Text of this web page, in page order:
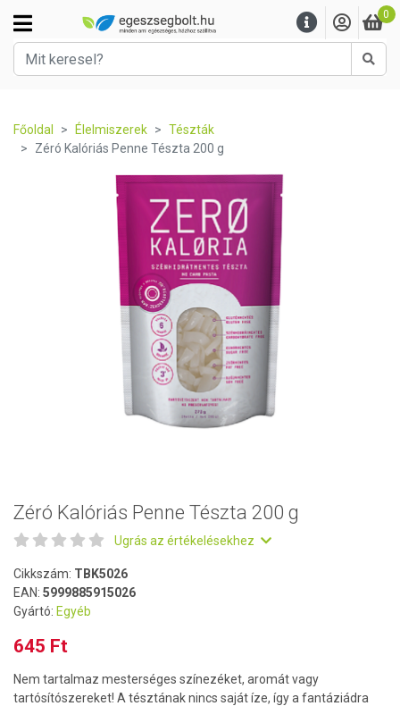
0
Főoldal Élelmiszerek
Tészták
Zéró Kalóriás Penne Tészta 200 g
Zéró Kalóriás Penne Tészta 200 g
Ugrás az értékelésekhez
Cikkszám: TBK5026
EAN: 5999885915026
Gyártó: Egyéb
645 Ft
Nem tartalmaz mesterséges színezéket, aromát vagy
tartósítószereket! A tésztának nincs saját íze, így a fantáziádra